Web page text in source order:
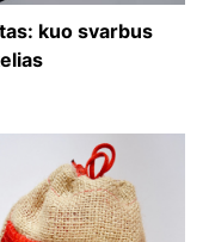
kuo svarbus